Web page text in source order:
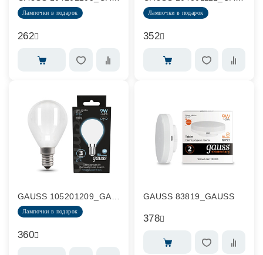
Лампочки в подарок
262
Лампочки в подарок
352
Лампочки в подарок
360
GAUSS 83819_GAUSS
378